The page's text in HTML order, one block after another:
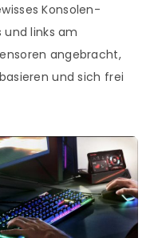
Konsolen-
links am
angebracht,
und sich frei